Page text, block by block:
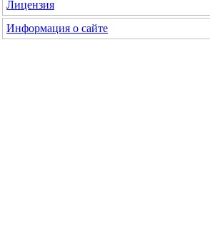
Лицензия
Информация о сайте